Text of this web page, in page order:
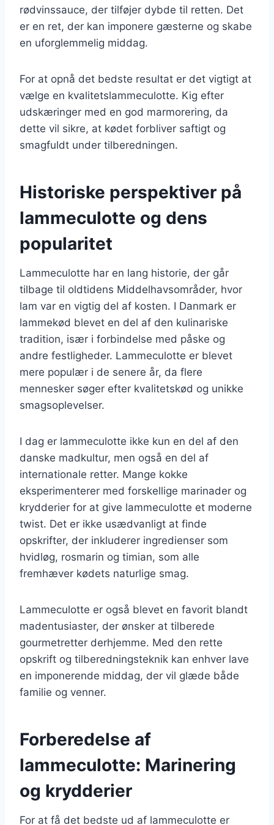
rødvinssauce, der tilføjer dybde til retten. Det
er en ret, der kan imponere gæsterne og skabe
en uforglemmelig middag.
For at opnå det bedste resultat er det vigtigt at
vælge en kvalitetslammeculotte. Kig efter
udskæringer med en god marmorering, da
dette vil sikre, at kødet forbliver saftigt og
smagfuldt under tilberedningen.
Historiske perspektiver på
lammeculotte og dens
popularitet
Lammeculotte har en lang historie, der går
tilbage til oldtidens Middelhavsområder, hvor
lam var en vigtig del af kosten. I Danmark er
lammekød blevet en del af den kulinariske
tradition, især i forbindelse med påske og
andre festligheder. Lammeculotte er blevet
mere populær i de senere år, da flere
mennesker søger efter kvalitetskød og unikke
smagsoplevelser.
I dag er lammeculotte ikke kun en del af den
danske madkultur, men også en del af
internationale retter. Mange kokke
eksperimenterer med forskellige marinader og
krydderier for at give lammeculotte et moderne
twist. Det er ikke usædvanligt at finde
opskrifter, der inkluderer ingredienser som
hvidløg, rosmarin og timian, som alle
fremhæver kødets naturlige smag.
Lammeculotte er også blevet en favorit blandt
madentusiaster, der ønsker at tilberede
gourmetretter derhjemme. Med den rette
opskrift og tilberedningsteknik kan enhver lave
en imponerende middag, der vil glæde både
familie og venner.
Forberedelse af
lammeculotte: Marinering
og krydderier
For at få det bedste ud af lammeculotte er